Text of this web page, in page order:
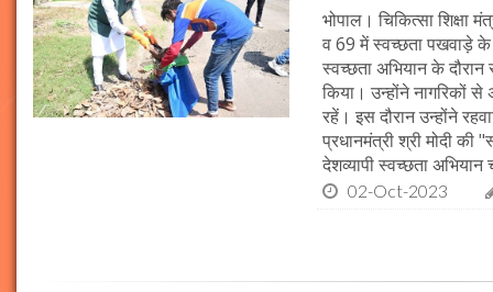
भोपाल। चिकित्सा शिक्षा
व 69 में स्वच्छता पखवाड़े के
स्वच्छता अभियान के
किया। उन्होंने नागरिकों
रहें। इस दौरान उन्होंने
प्रधानमंत्री श्री मोदी
देशव्यापी स्वच्छता अभियान
02-Oct-2023